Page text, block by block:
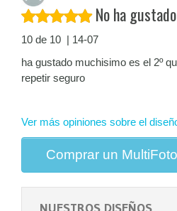
No ha
10 de 10 | 14-07
ha gustado muchisimo es el 2º
repetir seguro
Ver más opiniones sobre el
Comprar un